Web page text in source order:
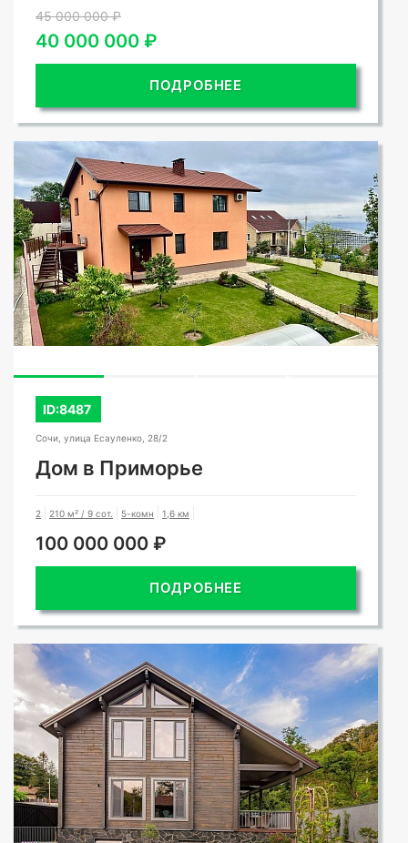
45 000 000 ₽
40 000 000 ₽
ПОДРОБНЕЕ
ID:8487
Сочи, улица Есауленко, 28/2
Дом в Приморье
2 210 м² / 9 сот. 5-комн 1,6 км
100 000 000 ₽
ПОДРОБНЕЕ